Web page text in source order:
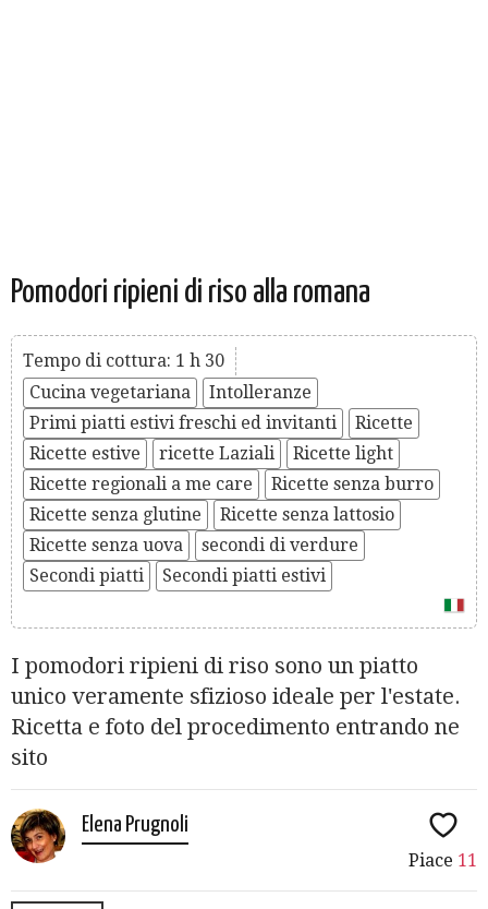
Pomodori ripieni di riso alla romana
Tempo di cottura: 1 h 30
Cucina vegetariana
Intolleranze
Primi piatti estivi freschi ed invitanti
Ricette
Ricette estive
ricette Laziali
Ricette light
Ricette regionali a me care
Ricette senza burro
Ricette senza glutine
Ricette senza lattosio
Ricette senza uova
secondi di verdure
Secondi piatti
Secondi piatti estivi
I pomodori ripieni di riso sono un piatto
unico veramente sfizioso ideale per l'estate.
Ricetta e foto del procedimento entrando ne
sito
Elena Prugnoli
Piace 11